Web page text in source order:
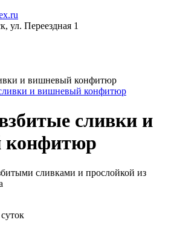
ул. Переездная 1
и вишневый конфитюр
сливки и
сливками и прослойкой из